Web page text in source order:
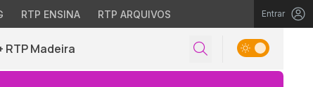
RTP ENSINA RTP ARQUIVOS Entrar
RTP Madeira